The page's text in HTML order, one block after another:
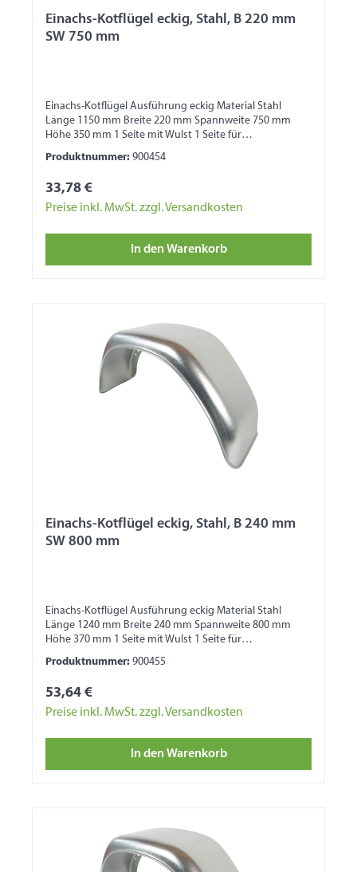
Einachs-Kotflügel eckig, Stahl, B 220 mm
SW 750 mm
Einachs-Kotflügel Ausführung eckig Material Stahl
Länge 1150 mm Breite 220 mm Spannweite 750 mm
Höhe 350 mm 1 Seite mit Wulst 1 Seite für
Produktnummer: 900454
33,78 €
Preise inkl. MwSt. zzgl. Versandkosten
In den Warenkorb
Einachs-Kotflügel eckig, Stahl, B 240 mm
SW 800 mm
Einachs-Kotflügel Ausführung eckig Material Stahl
Länge 1240 mm Breite 240 mm Spannweite 800 mm
Höhe 370 mm 1 Seite mit Wulst 1 Seite für
Produktnummer: 900455
53,64 €
Preise inkl. MwSt. zzgl. Versandkosten
In den Warenkorb